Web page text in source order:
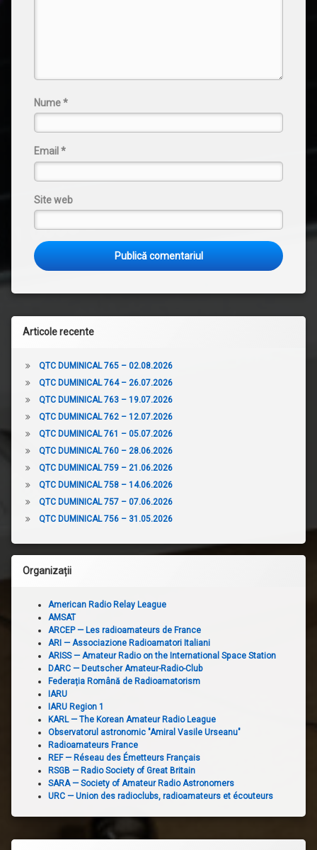
Nume*
Email *
Site web
Articole recente
QTC DUMINICAL 765 – 02.08.2026
QTC DUMINICAL 764 – 26.07.2026
QTC DUMINICAL 763 – 19.07.2026
QTC DUMINICAL 762 – 12.07.2026
QTC DUMINICAL 761 – 05.07.2026
QTC DUMINICAL 760 – 28.06.2026
QTC DUMINICAL 759 – 21.06.2026
QTC DUMINICAL 758 – 14.06.2026
QTC DUMINICAL 757 – 07.06.2026
QTC DUMINICAL 756 – 31.05.2026
Organizații
American Radio Relay League
AMSAT
ARCEP — Les radioamateurs de France
ARI — Associazione Radioamatori Italiani
ARISS — Amateur Radio on the International Space Station
DARC — Deutscher Amateur-Radio-Club
Federația Română de Radioamatorism
IARU
IARU Region 1
KARL — The Korean Amateur Radio League
Observatorul astronomic "Amiral Vasile Urseanu"
Radioamateurs France
REF — Réseau des Émetteurs Français
RSGB — Radio Society of Great Britain
SARA — Society of Amateur Radio Astronomers
URC — Union des radioclubs, radioamateurs et écouteurs